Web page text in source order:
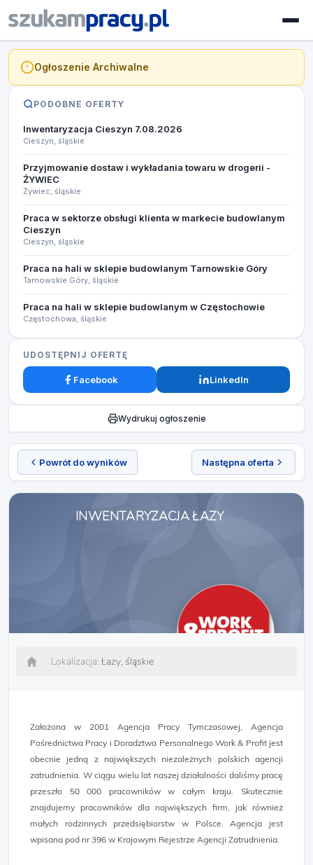
Powrót do wyników Następna oferta
INWENTARYZACJA ŁAZY
Lokalizacja: Łazy, śląskie
Założona w 2001 Agencja Pracy Tymczasowej, Agencja
Pośrednictwa Pracy i Doradztwa Personalnego Work & Profit jest
obecnie jedną z największych niezależnych polskich agencji
zatrudnienia. W ciągu wielu lat naszej działalności daliśmy pracę
przeszło 50 000 pracowników w całym kraju. Skutecznie
znajdujemy pracowników dla największych firm, jak również
małych rodzinnych przedsiębiorstw w Polsce. Agencja jest
wpisana pod nr 396 w Krajowym Rejestrze Agencji Zatrudnienia.
Ogłoszenie Archiwalne
PODOBNE OFERTY
Inwentaryzacja Cieszyn 7.08.2026​
Cieszyn, śląskie
Przyjmowanie dostaw i wykładania towaru w drogerii -
ŻYWIEC
Żywiec, śląskie
Praca w sektorze obsługi klienta w markecie budowlanym
Cieszyn
Cieszyn, śląskie
Praca na hali w sklepie budowlanym Tarnowskie Góry
Tarnowskie Góry, śląskie
Praca na hali w sklepie budowlanym w Częstochowie
Częstochowa, śląskie
UDOSTĘPNIJ OFERTĘ
Facebook LinkedIn
Wydrukuj ogłoszenie